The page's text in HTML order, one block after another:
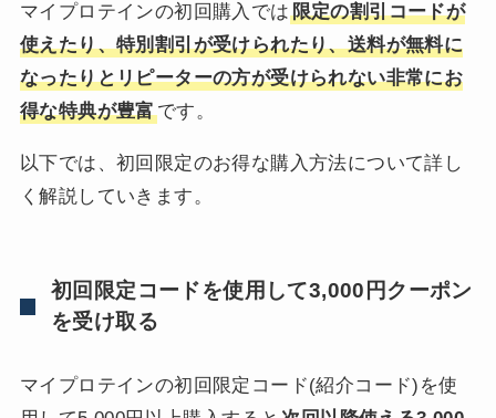
マイプロテインの初回購入では限定の割引コードが
使えたり、特別割引が受けられたり、送料が無料に
なったりとリピーターの方が受けられない非常にお
得な特典が豊富です。
以下では、初回限定のお得な購入方法について詳し
く解説していきます。
初回限定コードを使用して3,000円クーポン
を受け取る
マイプロテインの初回限定コード(紹介コード)を使